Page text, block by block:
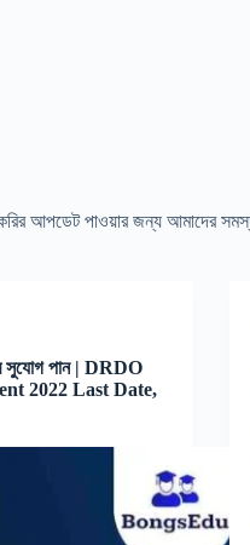
আপডেট পাওয়ার জন্য আমাদের
সুযোগ পান | DRDO
2022 Last Date,